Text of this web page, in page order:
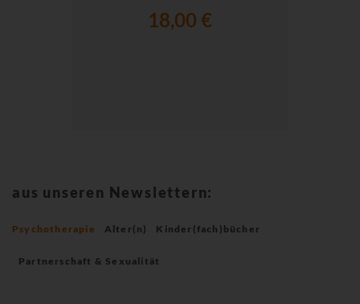
18,00 €
aus unseren Newslettern:
Psychotherapie Alter(n) Kinder(fach)bücher
Partnerschaft & Sexualität